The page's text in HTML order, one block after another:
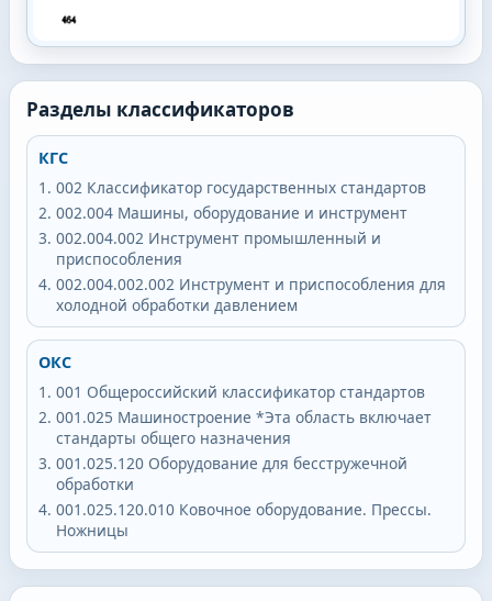
Разделы классификаторов
КГС
002 Классификатор государственных стандартов
002.004 Машины, оборудование и инструмент
002.004.002 Инструмент промышленный и
приспособления
002.004.002.002 Инструмент и приспособления для
холодной обработки давлением
ОКС
001 Общероссийский классификатор стандартов
001.025 Машиностроение *Эта область включает
стандарты общего назначения
001.025.120 Оборудование для бесстружечной
обработки
001.025.120.010 Ковочное оборудование. Прессы.
Ножницы